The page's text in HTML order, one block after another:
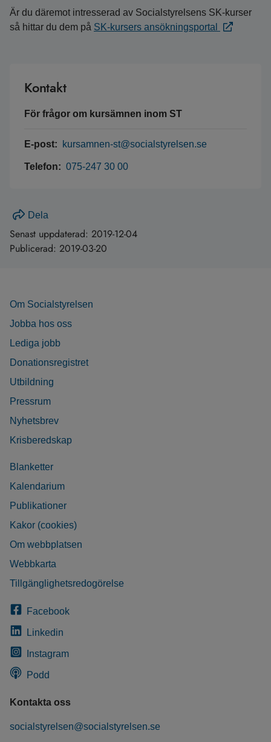
Är du däremot intresserad av Socialstyrelsens SK-kurser
så hittar du dem på SK-kursers ansökningsportal
Kontakt
För frågor om kursämnen inom ST
E-post: kursamnen-st@socialstyrelsen.se
Telefon: 075-247 30 00
Dela
Senast uppdaterad: 2019-12-04
Publicerad: 2019-03-20
Om Socialstyrelsen
Jobba hos oss
Lediga jobb
Donationsregistret
Utbildning
Pressrum
Nyhetsbrev
Krisberedskap
Blanketter
Kalendarium
Publikationer
Kakor (cookies)
Om webbplatsen
Webbkarta
Tillgänglighetsredogörelse
Facebook
Linkedin
Instagram
Podd
Kontakta oss
socialstyrelsen@socialstyrelsen.se